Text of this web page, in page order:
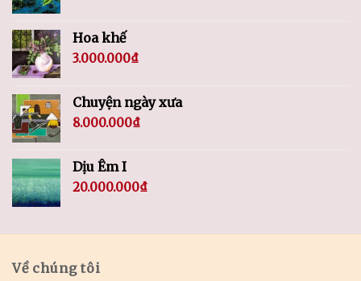
Hoa khế
3.000.000₫
Chuyện ngày xưa
8.000.000₫
Dịu Êm I
20.000.000₫
Về chúng tôi